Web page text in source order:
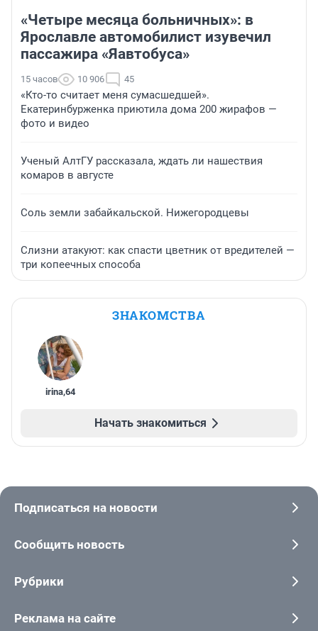
«Четыре месяца больничных»: в
Ярославле автомобилист изувечил
пассажира «Яавтобуса»
15 часов 10 906 45
«Кто-то считает меня сумасшедшей».
Екатеринбурженка приютила дома 200 жирафов —
фото и видео
Ученый АлтГУ рассказала, ждать ли нашествия
комаров в августе
Соль земли забайкальской. Нижегородцевы
Слизни атакуют: как спасти цветник от вредителей —
три копеечных способа
ЗНАКОМСТВА
irina,64
Начать знакомиться
Подписаться на новости
Сообщить новость
Рубрики
Реклама на сайте